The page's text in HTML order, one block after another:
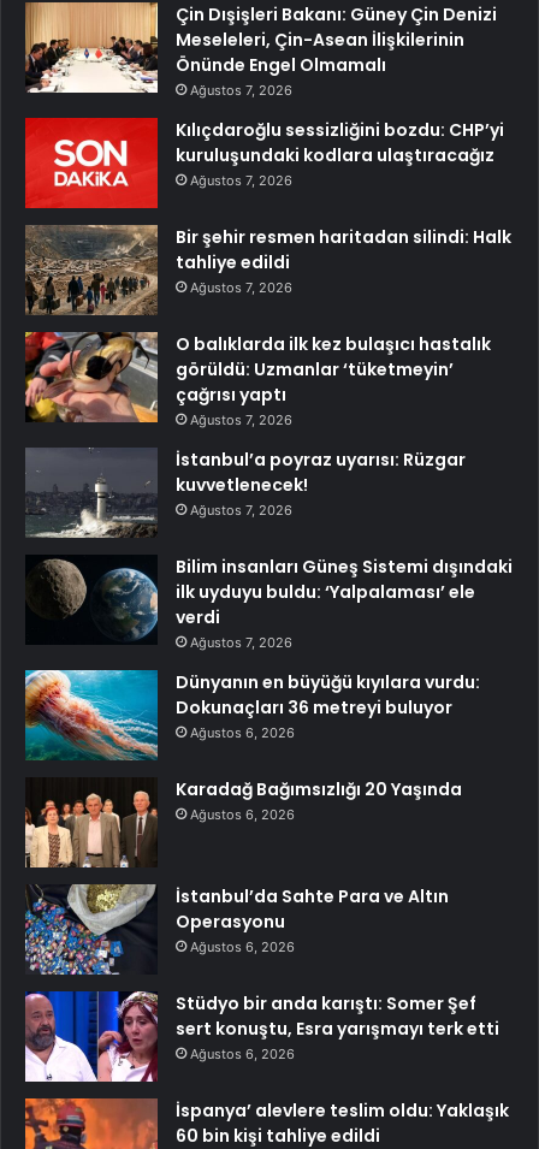
Çin Dışişleri Bakanı: Güney Çin Denizi
Meseleleri, Çin-Asean İlişkilerinin
Önünde Engel Olmamalı
Ağustos 7, 2026
Kılıçdaroğlu sessizliğini bozdu: CHP’yi
kuruluşundaki kodlara ulaştıracağız
Ağustos 7, 2026
Bir şehir resmen haritadan silindi: Halk
tahliye edildi
Ağustos 7, 2026
O balıklarda ilk kez bulaşıcı hastalık
görüldü: Uzmanlar ‘tüketmeyin’
çağrısı yaptı
Ağustos 7, 2026
İstanbul’a poyraz uyarısı: Rüzgar
kuvvetlenecek!
Ağustos 7, 2026
Bilim insanları Güneş Sistemi dışındaki
ilk uyduyu buldu: ‘Yalpalaması’ ele
verdi
Ağustos 7, 2026
Dünyanın en büyüğü kıyılara vurdu:
Dokunaçları 36 metreyi buluyor
Ağustos 6, 2026
Karadağ Bağımsızlığı 20 Yaşında
Ağustos 6, 2026
İstanbul’da Sahte Para ve Altın
Operasyonu
Ağustos 6, 2026
Stüdyo bir anda karıştı: Somer Şef
sert konuştu, Esra yarışmayı terk etti
Ağustos 6, 2026
İspanya’ alevlere teslim oldu: Yaklaşık
60 bin kişi tahliye edildi